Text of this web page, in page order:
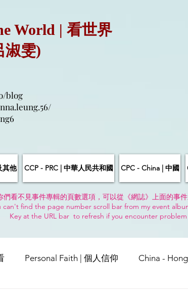
World | 看世界
淑雯)
blog
其他 CCP - PRC | 中華人民共和國 CPC - China | 中國
看不見事件專輯的頁數選項，可以從《網誌》上面的事
find the page number scroll bar from my event
Key at the URL bar to refresh if you encounter
Personal Faith | 個人信仰 China -